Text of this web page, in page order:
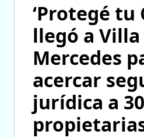
‘Protegé tu
llegó a Villa
Mercedes
acercar
jurídica a